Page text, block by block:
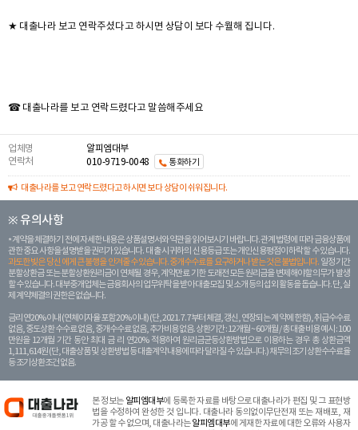
★ 대출나라 보고 연락주셨다고 하시면 상담이 보다 수월해 집니다.
☎ 대출나라를 보고 연락드렸다고 말씀해주세요
업체명
알피엠대부
연락처
010-9719-0048 통화하기
대출나라를 보고 연락드렸다고 하시면 보다 상담이 쉬워집니다.
※ 유의사항
계약을 체결하기 전에 자세한 내용은 상품설명서와 약관을 읽어보시기 바랍니다. 관계 법령에 따라 금융상품에
관한 중요 사항을 설명받을 권리가 있습니다. 대 출 시 귀하의 신용등급 또는 개인신용평점이 하락할 수 있습니다.
과도한 빚은 당신 에게 큰 불행을 안겨줄 수 있습니다. 중개수수료를 요구하거나 받는 것은 불법입니다. 일정 기간
분할상환금 또는 분할상환원리금이 연체될 경우, 계약만료 기한 도래전 모든 원리금을 변제해야할 의무가 발생
할 수 있습니다. 대부중개업체는 금융회사의 업무위탁을 받아 대출모집 및 소개 등의 섭외 활동을 돕습니다. 단, 실
제 계약체결의 권한은 없습니다.
금리 연20% 이내 (연체이자율 포함 20% 이내) (단, 2021. 7. 7부터 체결, 갱신, 연장되는 계 약에 한함), 취급수수료
없음, 중도상환 수수료 없음, 중개수수료 없음, 추가비용 없음. 상환기간 : 12개월 ~ 60개월 / 총 대출 비용 예시 : 100
만원을 12개월 기간 동안 최대 금 리 연20% 적용하여 원리금균등상환방법으로 이용하는 경우 총 상환금액
1,111,614원 (단, 대출상품 및 상환방법 등 대출계약 내용에 따라 달라질 수 있습니다.) 채무의 조기 상환수수료율
등 조기상환조건 없음.
본 정보는 알피엠대부에 등록한 자료를 바탕으로 대출나라가 편집 및 그 표현방
법을 수정하여 완성한 것 입니다. 대출나라 동의없이무단전재 또는 재배포, 재
가공 할 수 없으며, 대출나라는알피엠대부에 게재한 자료에 대한 오류와 사용자